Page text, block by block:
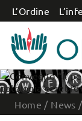
Salta al contenuto
L’Ordine
Home / News /